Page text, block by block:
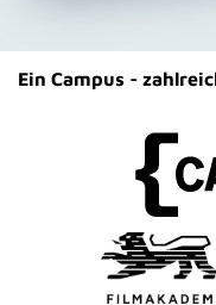
Ein Campus -